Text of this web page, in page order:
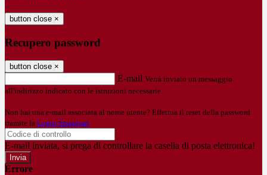
button close ×
Recupero password
button close ×
E-mail Verrà inviato un messaggio
all'indirizzo indicato con le istruzioni necessarie.
Non hai una e-mail associata al nome utente? Effettua il reset della password
tramite la Login Spaggiari
E-mail inviata, si prega di controllare la casella di posta elettronica!
Errore